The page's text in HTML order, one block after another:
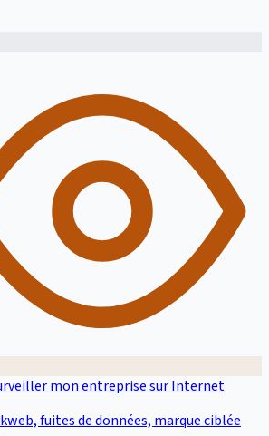
mon entreprise sur Internet
fuites de données, marque ciblée